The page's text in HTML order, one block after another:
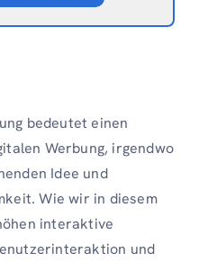
bedeutet einen
Werbung, irgendwo
Idee und
Wie wir in diesem
interaktive
und